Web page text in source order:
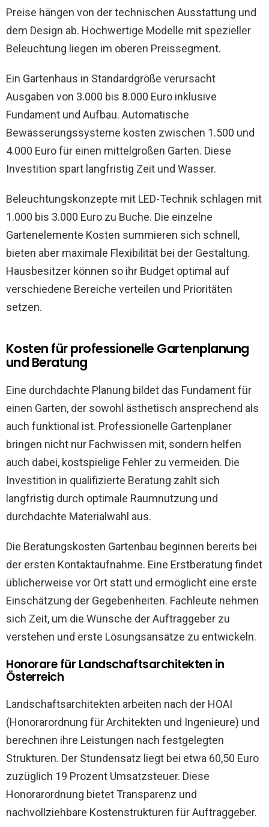
Preise hängen von der technischen Ausstattung und
dem Design ab. Hochwertige Modelle mit spezieller
Beleuchtung liegen im oberen Preissegment.
Ein Gartenhaus in Standardgröße verursacht
Ausgaben von 3.000 bis 8.000 Euro inklusive
Fundament und Aufbau. Automatische
Bewässerungssysteme kosten zwischen 1.500 und
4.000 Euro für einen mittelgroßen Garten. Diese
Investition spart langfristig Zeit und Wasser.
Beleuchtungskonzepte mit LED-Technik schlagen mit
1.000 bis 3.000 Euro zu Buche. Die einzelne
Gartenelemente Kosten summieren sich schnell,
bieten aber maximale Flexibilität bei der Gestaltung.
Hausbesitzer können so ihr Budget optimal auf
verschiedene Bereiche verteilen und Prioritäten
setzen.
Kosten für professionelle Gartenplanung
und Beratung
Eine durchdachte Planung bildet das Fundament für
einen Garten, der sowohl ästhetisch ansprechend als
auch funktional ist. Professionelle Gartenplaner
bringen nicht nur Fachwissen mit, sondern helfen
auch dabei, kostspielige Fehler zu vermeiden. Die
Investition in qualifizierte Beratung zahlt sich
langfristig durch optimale Raumnutzung und
durchdachte Materialwahl aus.
Die Beratungskosten Gartenbau beginnen bereits bei
der ersten Kontaktaufnahme. Eine Erstberatung findet
üblicherweise vor Ort statt und ermöglicht eine erste
Einschätzung der Gegebenheiten. Fachleute nehmen
sich Zeit, um die Wünsche der Auftraggeber zu
verstehen und erste Lösungsansätze zu entwickeln.
Honorare für Landschaftsarchitekten in
Österreich
Landschaftsarchitekten arbeiten nach der HOAI
(Honorarordnung für Architekten und Ingenieure) und
berechnen ihre Leistungen nach festgelegten
Strukturen. Der Stundensatz liegt bei etwa 60,50 Euro
zuzüglich 19 Prozent Umsatzsteuer. Diese
Honorarordnung bietet Transparenz und
nachvollziehbare Kostenstrukturen für Auftraggeber.